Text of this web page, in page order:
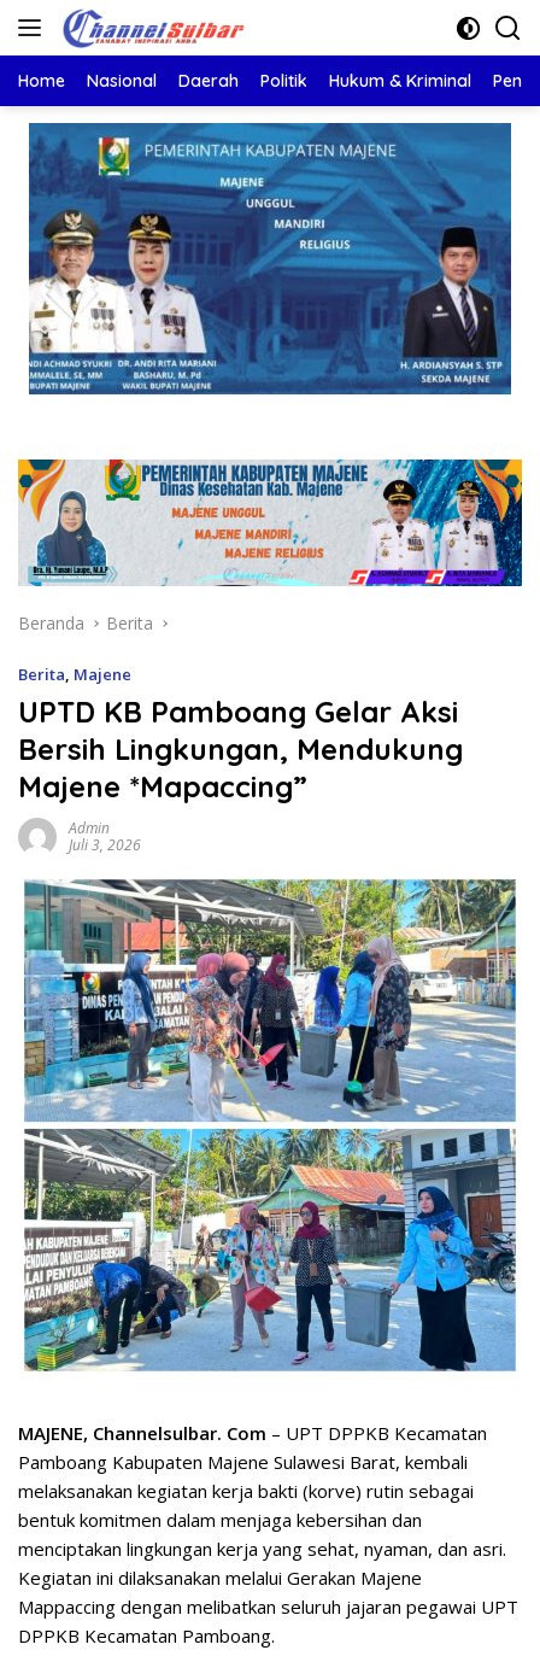
Langsung
Home Nasional Daerah Politik Hukum & Kriminal
Beranda Berita
Berita Majene
UPTD KB Pamboang Gelar Aksi
Bersih Lingkungan, Mendukung
Majene *Mapaccing”
Admin
Juli 3, 2026
MAJENE, Channelsulbar. Com – UPT DPPKB Kecamatan
Pamboang Kabupaten Majene Sulawesi Barat, kembali
melaksanakan kegiatan kerja bakti (korve) rutin sebagai
bentuk komitmen dalam menjaga kebersihan dan
menciptakan lingkungan kerja yang sehat, nyaman, dan asri.
Kegiatan ini dilaksanakan melalui Gerakan Majene
Mappaccing dengan melibatkan seluruh jajaran pegawai UPT
DPPKB Kecamatan Pamboang.